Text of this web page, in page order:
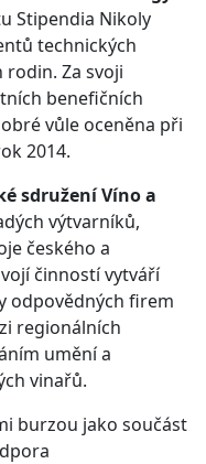
Stipendia Nikoly
technických
rodin. Za svoji
benefičních
vůle oceněna při
2014.
sdružení Víno a
výtvarníků,
českého a
činností vytváří
odpovědných firem
regionálních
umění a
vinařů.
burzou jako součást